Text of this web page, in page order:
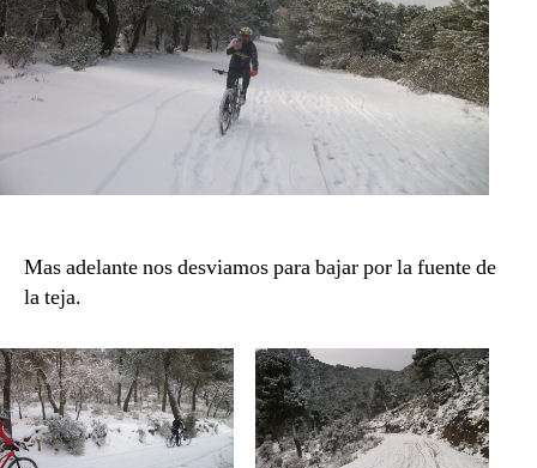
Mas adelante nos desviamos para bajar por la fuente de
la teja.